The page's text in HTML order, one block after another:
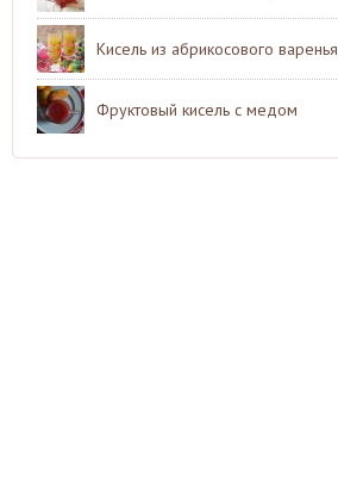
Кисель из абрикосового варенья
Фруктовый кисель с медом